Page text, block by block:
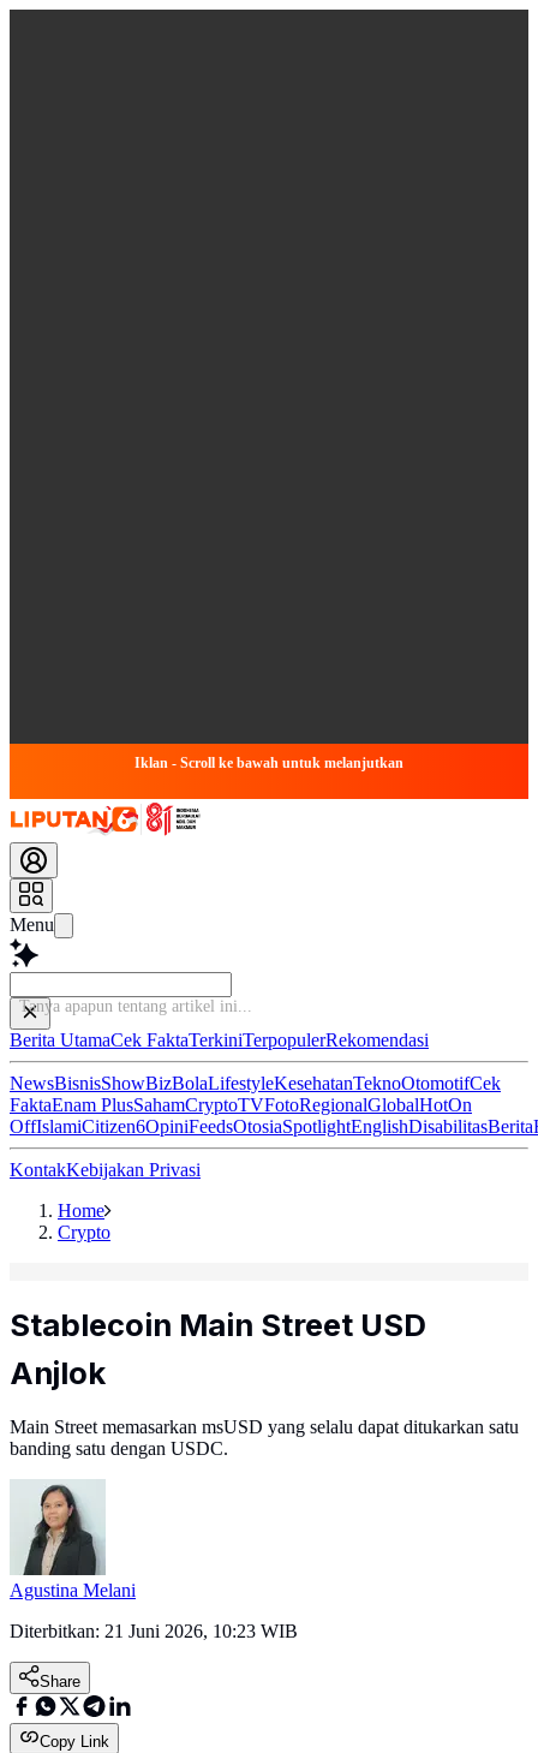
Iklan - Scroll ke bawah untuk melanjutkan
Menu
Tanya apapun tentang artikel ini...
Berita UtamaCek FaktaTerkiniTerpopulerRekomendasi
NewsBisnisShowBizBolaLifestyleKesehatanTeknoOtomotifCek
FaktaEnam PlusSahamCryptoTVFotoRegionalGlobalHotOn
OffIslamiCitizen6OpiniFeedsOtosiaSpotlightEnglishDisabilitasBerita
KontakKebijakan Privasi
Home
Crypto
Stablecoin Main Street USD
Anjlok
Main Street memasarkan msUSD yang selalu dapat ditukarkan satu
banding satu dengan USDC.
Agustina Melani
Diterbitkan: 21 Juni 2026, 10:23 WIB
Share
Copy Link